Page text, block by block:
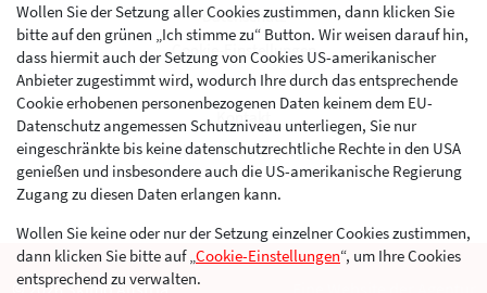
Datenschutz
Cookie-Einstellungen
AGB
Kontakt
Werben im Skibergsteigen
© 2026 Skimo Austria
Wollen Sie der Setzung aller Cookies zustimmen, dann klicken Sie
bitte auf den grünen „Ich stimme zu“ Button. Wir weisen darauf hin,
dass hiermit auch der Setzung von Cookies US-amerikanischer
Anbieter zugestimmt wird, wodurch Ihre durch das entsprechende
Cookie erhobenen personenbezogenen Daten keinem dem EU-
Datenschutz angemessen Schutzniveau unterliegen, Sie nur
eingeschränkte bis keine datenschutzrechtliche Rechte in den USA
genießen und insbesondere auch die US-amerikanische Regierung
Zugang zu diesen Daten erlangen kann.
Wollen Sie keine oder nur der Setzung einzelner Cookies zustimmen,
dann klicken Sie bitte auf „Cookie-Einstellungen“, um Ihre Cookies
entsprechend zu verwalten.